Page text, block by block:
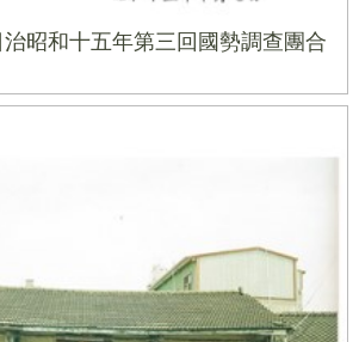
昭和十五年第三回國勢調查團合